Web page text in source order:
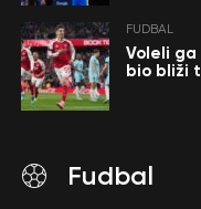
FUDBAL
Voleli
bio bliži
Fudbal